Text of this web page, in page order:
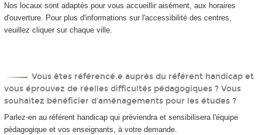
Nos locaux sont adaptés pour vous accueillir aisément, aux horaires
d'ouverture. Pour plus d'informations sur l'accessibilité des centres,
veuillez cliquer sur chaque ville.
Vous êtes référencé.e auprès du référent handicap et
vous éprouvez de réelles difficultés pédagogiques ? Vous
souhaitez bénéficier d'aménagements pour les études ?
Parlez-en au référent handicap qui préviendra et sensibilisera l'équipe
pédagogique et vos enseignants, à votre demande.